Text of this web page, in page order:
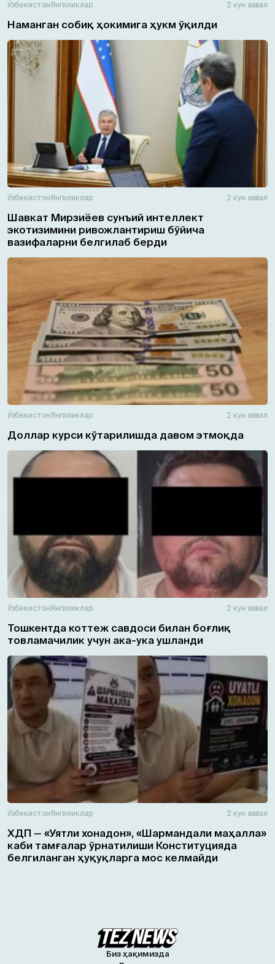
ЎзбекистонЯнгиликлар 2 кун аввал
Наманган собиқ ҳокимига ҳукм ўқилди
ЎзбекистонЯнгиликлар 2 кун аввал
Шавкат Мирзиёев сунъий интеллект
экотизимини ривожлантириш бўйича
вазифаларни белгилаб берди
ЎзбекистонЯнгиликлар 2 кун аввал
Доллар курси кўтарилишда давом этмоқда
ЎзбекистонЯнгиликлар 2 кун аввал
Тошкентда коттеж савдоси билан боғлиқ
товламачилик учун ака-ука ушланди
ЎзбекистонЯнгиликлар 2 кун аввал
ХДП — «Уятли хонадон», «Шармандали маҳалла»
каби тамғалар ўрнатилиши Конституцияда
белгиланган ҳуқуқларга мос келмайди
Биз ҳақимизда